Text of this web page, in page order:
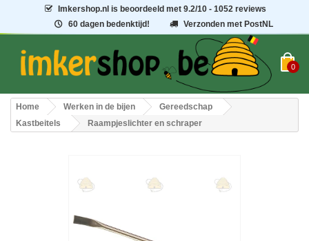
Imkershop.nl is beoordeeld met9.2/10 - 1052 reviews
60 dagen bedenktijd!
Verzonden met PostNL
0
Home Werken in de bijen
Gereedschap
Kastbeitels
Raampjeslichter en schraper